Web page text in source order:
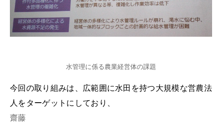
水管理に係る農業経営体の課題
今回の取り組みは、広範囲に水田を持つ大規模な営農法
人をターゲットにしており、
齋藤